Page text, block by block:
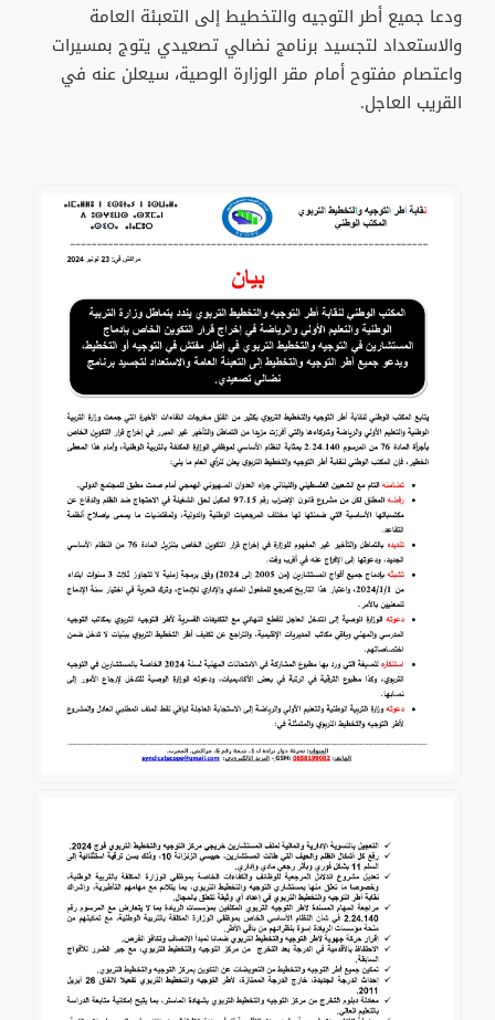
ودعا جميع أطر التوجيه والتخطيط إلى التعبئة العامة
والاستعداد لتجسيد برنامج نضالي تصعيدي يتوج بمسيرات
واعتصام مفتوح أمام مقر الوزارة الوصية، سيعلن عنه في
القريب العاجل.